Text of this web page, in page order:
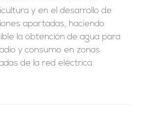
y en el desarrollo de
apartadas, haciendo
la obtención de agua para
y consumo en zonas
de la red eléctrica.